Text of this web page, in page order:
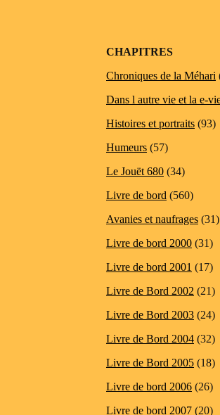
CHAPITRES
Chroniques de la Méhari
Dans l autre vie et la e-
Histoires et portraits (93)
Humeurs (57)
Le Jouët 680 (34)
Livre de bord (560)
Avanies et naufrages (31)
Livre de bord 2000 (31)
Livre de bord 2001 (17)
Livre de Bord 2002 (21)
Livre de Bord 2003 (24)
Livre de Bord 2004 (32)
Livre de Bord 2005 (18)
Livre de bord 2006 (26)
Livre de bord 2007 (20)